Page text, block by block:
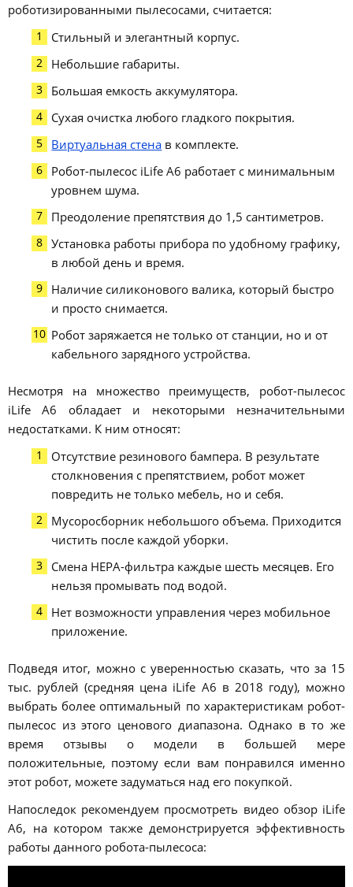
роботизированными пылесосами, считается:
Стильный и элегантный корпус.
Небольшие габариты.
Большая емкость аккумулятора.
Сухая очистка любого гладкого покрытия.
Виртуальная стена в комплекте.
Робот-пылесос iLife A6 работает с минимальным
уровнем шума.
Преодоление препятствия до 1,5 сантиметров.
Установка работы прибора по удобному графику,
в любой день и время.
Наличие силиконового валика, который быстро
и просто снимается.
Робот заряжается не только от станции, но и от
кабельного зарядного устройства.
Несмотря на множество преимуществ, робот-пылесос
iLife A6 обладает и некоторыми незначительными
недостатками. К ним относят:
Отсутствие резинового бампера. В результате
столкновения с препятствием, робот может
повредить не только мебель, но и себя.
Мусоросборник небольшого объема. Приходится
чистить после каждой уборки.
Смена НЕРА-фильтра каждые шесть месяцев. Его
нельзя промывать под водой.
Нет возможности управления через мобильное
приложение.
Подведя итог, можно с уверенностью сказать, что за 15
тыс. рублей (средняя цена iLife A6 в 2018 году), можно
выбрать более оптимальный по характеристикам робот-
пылесос из этого ценового диапазона. Однако в то же
время отзывы о модели в большей мере
положительные, поэтому если вам понравился именно
этот робот, можете задуматься над его покупкой.
Напоследок рекомендуем просмотреть видео обзор iLife
A6, на котором также демонстрируется эффективность
работы данного робота-пылесоса: